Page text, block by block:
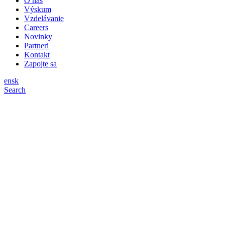
Výskum
Vzdelávanie
Careers
Novinky
Partneri
Kontakt
Zapojte sa
ensk
Search